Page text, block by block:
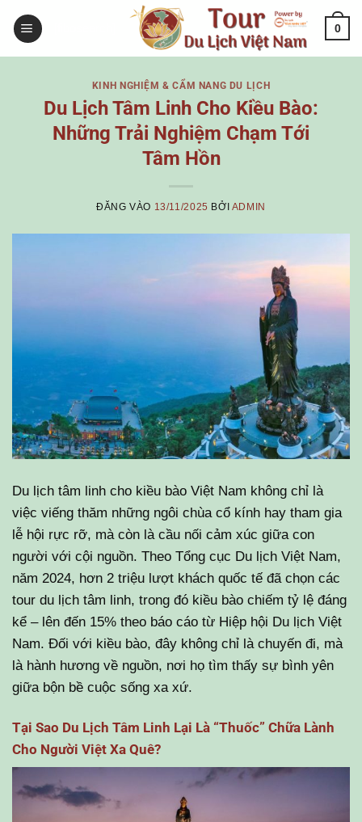
qua
nội
0
KINH NGHIỆM & CẨM NANG DU LỊCH
Du Lịch Tâm Linh Cho Kiều Bào:
Những Trải Nghiệm Chạm Tới
Tâm Hồn
ĐĂNG VÀO 13/11/2025 BỞI ADMIN
Du lịch tâm linh cho kiều bào Việt Nam không chỉ là
việc viếng thăm những ngôi chùa cổ kính hay tham gia
lễ hội rực rỡ, mà còn là cầu nối cảm xúc giữa con
người với cội nguồn. Theo Tổng cục Du lịch Việt Nam,
năm 2024, hơn 2 triệu lượt khách quốc tế đã chọn các
tour du lịch tâm linh, trong đó kiều bào chiếm tỷ lệ đáng
kể – lên đến 15% theo báo cáo từ Hiệp hội Du lịch Việt
Nam. Đối với kiều bào, đây không chỉ là chuyến đi, mà
là hành hương về nguồn, nơi họ tìm thấy sự bình yên
giữa bộn bề cuộc sống xa xứ.
Tại Sao Du Lịch Tâm Linh Lại Là “Thuốc” Chữa Lành
Cho Người Việt Xa Quê?